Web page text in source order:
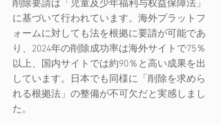
削除要請は「児童及少年福利与权益保障法」
に基づいて行われています。海外プラットフ
ォームに対しても法を根拠に要請が可能であ
り、2024年の削除成功率は海外サイトで75％
以上、国内サイトでは約90％と高い成果を出
しています。日本でも同様に「削除を求めら
れる根拠法」の整備が不可欠だと実感しまし
た。